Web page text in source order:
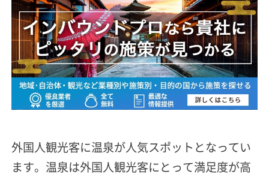
外国人観光客に温泉が人気スポットとなってい
ます。温泉は外国人観光客にとって満足度が高